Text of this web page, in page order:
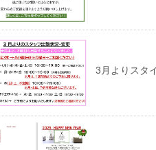
3月よりスタ